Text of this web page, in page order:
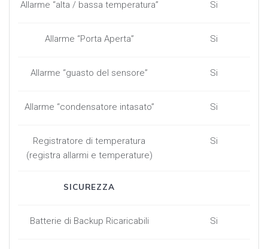
Allarme “alta / bassa temperatura” Si
Allarme “Porta Aperta” Si
Allarme “guasto del sensore” Si
Allarme “condensatore intasato” Si
Registratore di temperatura
(registra allarmi e temperature)
Si
SICUREZZA
Batterie di Backup Ricaricabili Si